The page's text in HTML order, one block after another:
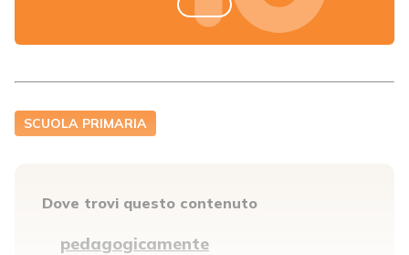
SCUOLA PRIMARIA
Dove trovi questo contenuto
pedagogicamente